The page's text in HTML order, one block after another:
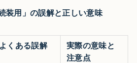
装用」の誤解と正しい意味
よくある誤解
実際の意味と
注意点